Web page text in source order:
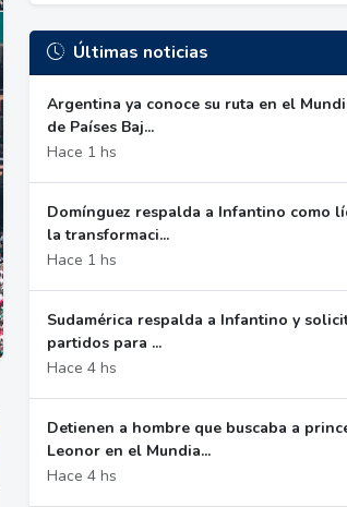
Últimas noticias
Argentina ya conoce su ruta en el
de Países Baj...
Hace 1 hs
Domínguez respalda a Infantino como
la transformaci...
Hace 1 hs
Sudamérica respalda a Infantino y
partidos para ...
Hace 4 hs
Detienen a hombre que buscaba a
Leonor en el Mundia...
Hace 4 hs